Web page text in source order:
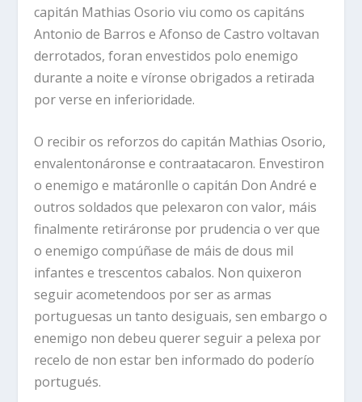
capitán Mathias Osorio viu como os capitáns
Antonio de Barros e Afonso de Castro voltavan
derrotados, foran envestidos polo enemigo
durante a noite e víronse obrigados a retirada
por verse en inferioridade.
O recibir os reforzos do capitán Mathias Osorio,
envalentonáronse e contraatacaron. Envestiron
o enemigo e matáronlle o capitán Don André e
outros soldados que pelexaron con valor, máis
finalmente retiráronse por prudencia o ver que
o enemigo compúñase de máis de dous mil
infantes e trescentos cabalos. Non quixeron
seguir acometendoos por ser as armas
portuguesas un tanto desiguais, sen embargo o
enemigo non debeu querer seguir a pelexa por
recelo de non estar ben informado do poderío
portugués.